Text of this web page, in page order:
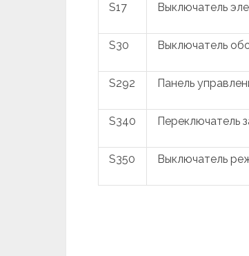
S17 Выключатель
S30 Выключатель
S292 Панель
S340 Переключатель
S350 Выключатель